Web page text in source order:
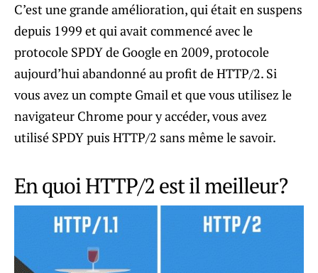
C’est une grande amélioration, qui était en suspens
depuis 1999 et qui avait commencé avec le
protocole SPDY de Google en 2009, protocole
aujourd’hui abandonné au profit de HTTP/2. Si
vous avez un compte Gmail et que vous utilisez le
navigateur Chrome pour y accéder, vous avez
utilisé SPDY puis HTTP/2 sans même le savoir.
En quoi HTTP/2 est il meilleur?